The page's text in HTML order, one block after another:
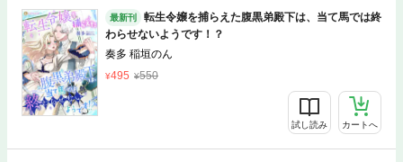
最新刊
転生令嬢を捕らえた腹黒弟殿下は、当て馬では終
わらせないようです！？
奏多 稲垣のん
495
550
試し読み カートへ